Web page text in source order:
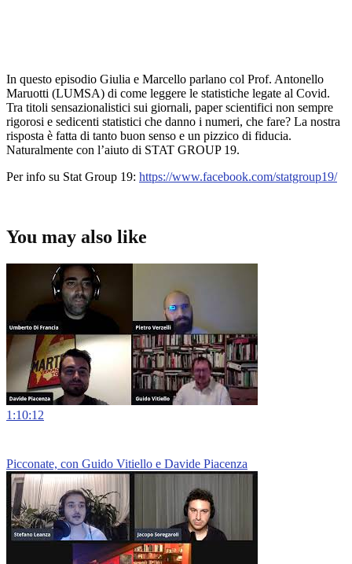
In questo episodio Giulia e Marcello parlano col Prof. Antonello
Maruotti (LUMSA) di come leggere le statistiche legate al Covid.
Tra titoli sensazionalistici sui giornali, paper scientifici non sempre
rigorosi e sedicenti statistici che danno i numeri, che fare? La nostra
risposta è fatta di tanto buon senso e un pizzico di fiducia.
Naturalmente con l’aiuto di STAT GROUP 19.
Per info su Stat Group 19: https://www.facebook.com/statgroup19/
You may also like
1:10:12
Picconate, con Guido Vitiello e Davide Piacenza